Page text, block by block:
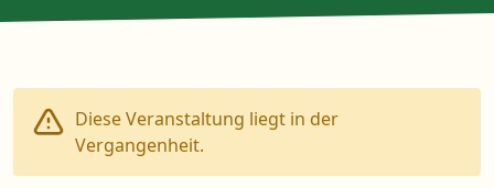
Diese Veranstaltung liegt in der
Vergangenheit.